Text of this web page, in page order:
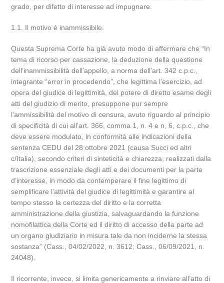
grado, per difetto di interesse ad impugnare.
1.1. Il motivo è inammissibile.
Questa Suprema Corte ha già avuto modo di affermare che “In
tema di ricorso per cassazione, la deduzione della questione
dell’inammissibilità dell’appello, a norma dell’art. 342 c.p.c.,
integrante “error in procedendo”, che legittima l’esercizio, ad
opera del giudice di legittimità, del potere di diretto esame degli
atti del giudizio di merito, presuppone pur sempre
l’ammissibilità del motivo di censura, avuto riguardo al principio
di specificità di cui all’art. 366, comma 1, n. 4 e n, 6, c.p.c., che
deve essere modulato, in conformità alle indicazioni della
sentenza CEDU del 28 ottobre 2021 (causa Succi ed altri
c/Italia), secondo criteri di sinteticità e chiarezza, realizzati dalla
trascrizione essenziale degli atti e dei documenti per la parte
d’interesse, in modo da contemperare il fine legittimo di
semplificare l’attività del giudice di legittimità e garantire al
tempo stesso la certezza del diritto e la corretta
amministrazione della giustizia, salvaguardando la funzione
nomofilattica della Corte ed il diritto di accesso della parte ad
un organo giudiziario in misura tale da non inciderne la stessa
sostanza” (Cass., 04/02/2022, n. 3612; Cass., 06/09/2021, n.
24048).
Il ricorrente, invece, si limita genericamente a rinviare all’atto di